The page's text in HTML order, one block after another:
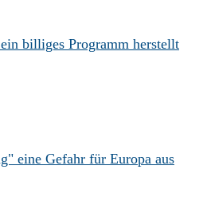
billiges Programm herstellt
eine Gefahr für Europa aus